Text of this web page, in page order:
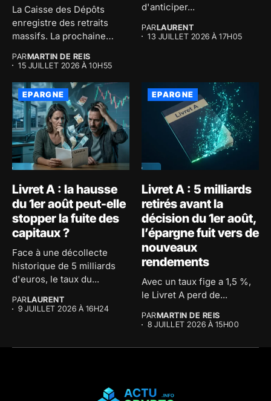
La Caisse des Dépôts
enregistre des retraits
massifs. La prochaine
PARMARTIN DE REIS
15 JUILLET 2026 À 10H55
d'anticiper...
PARLAURENT
13 JUILLET 2026 À 17H05
EPARGNE
Livret A : la hausse
du 1er août peut-elle
stopper la fuite des
capitaux ?
Face à une décollecte
historique de 5 milliards
d'euros, le taux du...
PARLAURENT
9 JUILLET 2026 À 16H24
EPARGNE
Livret A : 5 milliards
retirés avant la
décision du 1er août,
l’épargne fuit vers de
nouveaux
rendements
Avec un taux fige a 1,5 %,
le Livret A perd de...
PARMARTIN DE REIS
8 JUILLET 2026 À 15H00